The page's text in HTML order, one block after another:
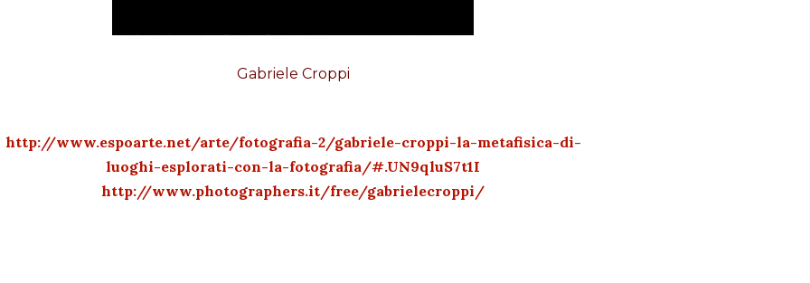
Gabriele Croppi
http://www.espoarte.net/arte/fotografia-2/gabriele-croppi-la-metafisica-di-
luoghi-esplorati-con-la-fotografia/#.UN9qluS7t1I
http://www.photographers.it/free/gabrielecroppi/